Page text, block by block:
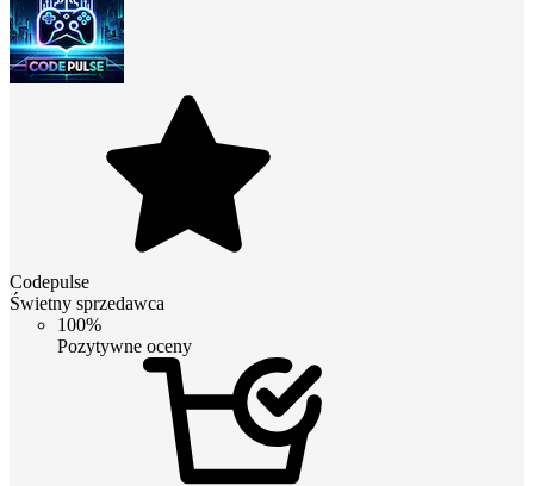
Codepulse
Świetny sprzedawca
100%
Pozytywne oceny